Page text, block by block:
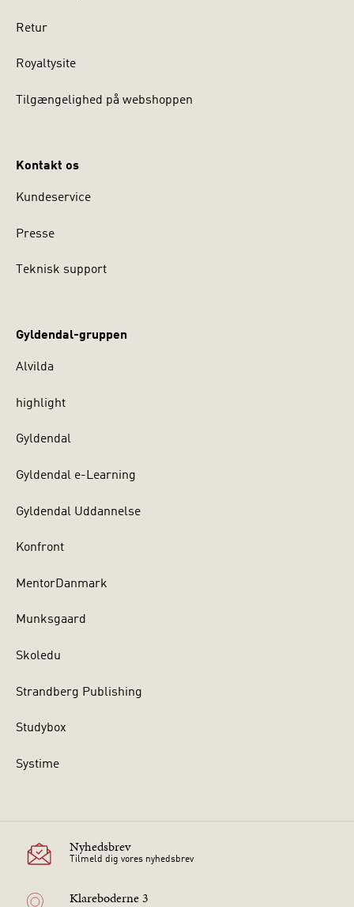
Retur
Royaltysite
Tilgængelighed på webshoppen
Kontakt os
Kundeservice
Presse
Teknisk support
Gyldendal-gruppen
Alvilda
highlight
Gyldendal
Gyldendal e-Learning
Gyldendal Uddannelse
Konfront
MentorDanmark
Munksgaard
Skoledu
Strandberg Publishing
Studybox
Systime
Nyhedsbrev
Tilmeld dig vores nyhedsbrev
Klareboderne 3